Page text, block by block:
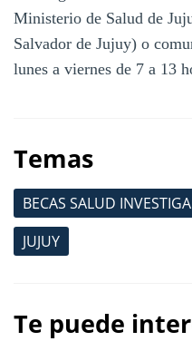
Ministerio de Salud de
Salvador de Jujuy) o
lunes a viernes de 7 a 13
Temas
BECAS SALUD INVESTIGA
JUJUY
Te puede